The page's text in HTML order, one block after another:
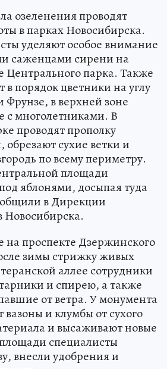
озеленения проводят
в парках Новосибирска.
уделяют особое внимание
саженцами сирени на
Центрального парка. Также
в порядок цветники на углу
в верхней зоне
с многолетниками. В
проводят прополку
сухие ветки и
по всему периметру.
площади
яблонями, досыпая туда
в Дирекции
Новосибирска.
на проспекте Дзержинского
зимы стрижку живых
аллее сотрудники
и спирею, а также
от ветра. У монумента
и клумбы от сухого
и высаживают новые
специалисты
внесли удобрения и